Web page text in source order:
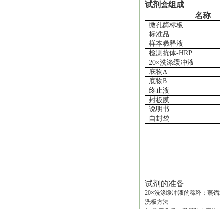
试剂盒组成
名称
微孔酶标板
标准品
样本稀释液
检测抗体-HRP
20×洗涤缓冲液
底物A
底物B
终止液
封板膜
说明书
自封袋
试剂的准备
20×洗涤缓冲液的稀释：蒸
洗板方法